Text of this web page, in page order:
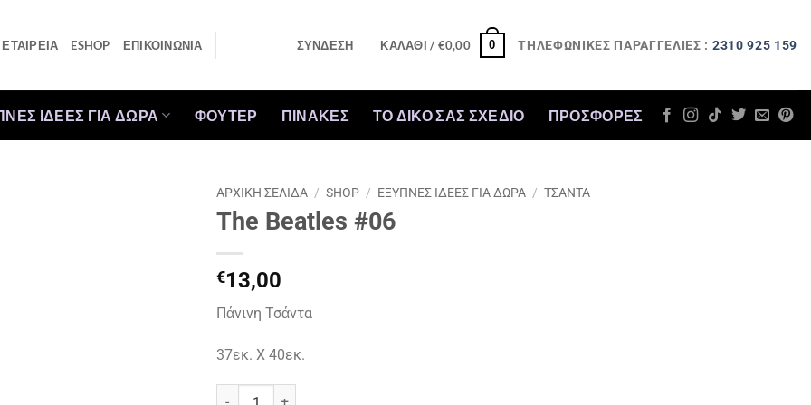
ΕΤΑΙΡΕΙΑ ESHOP ΕΠΙΚΟΙΝΩΝΙΑ ΣΎΝΔΕΣΗ ΚΑΛΆΘΙ / €0,00 0 ΤΗΛΕΦΩΝΙΚΕΣ ΠΑΡΑΓΓΕΛΙΕΣ : 2310 925 159
ΙΔΕΕΣ ΓΙΑ ΔΩΡΑ ΦΟΥΤΕΡ ΠΙΝΑΚΕΣ ΤΟ ΔΙΚΟ ΣΑΣ ΣΧΕΔΙΟ ΠΡΟΣΦΟΡΈΣ
ΑΡΧΙΚΉ ΣΕΛΊΔΑ / SHOP / ΕΞΥΠΝΕΣ ΙΔΕΕΣ ΓΙΑ ΔΩΡΑ / ΤΣΑΝΤΑ
The Beatles #06
€13,00
Πάνινη Τσάντα
37εκ. Χ 40εκ.
The Beatles #06 ποσότητα